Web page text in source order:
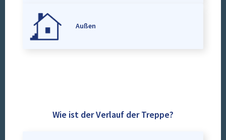
Außen
Wie ist der Verlauf der Treppe?